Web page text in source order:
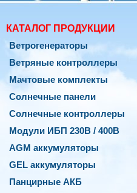
КАТАЛОГ ПРОДУКЦИИ
Ветрогенераторы
Ветряные контроллеры
Мачтовые комплекты
Солнечные панели
Солнечные контроллеры
Модули ИБП 230В / 400В
AGM аккумуляторы
GEL аккумуляторы
Панцирные АКБ